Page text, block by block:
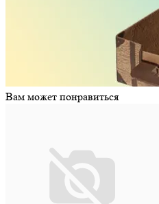
Вам может понравиться